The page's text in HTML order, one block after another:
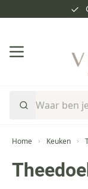
Home Keuken